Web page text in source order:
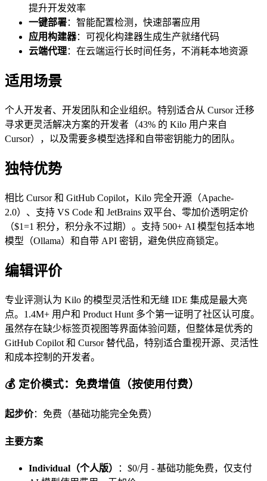
提升开发效率
一键部署：智能配置检测，快速部署应用
应用构建器：可视化构建器生成生产就绪代码
云端代理：在云端运行长时间任务，不消耗本地资源
适用场景
个人开发者、开发团队和企业组织。特别适合从 Cursor 迁移
寻求更灵活解决方案的开发者（43% 的 Kilo 用户来自
Cursor），以及需要多模型选择和自带密钥能力的团队。
独特优势
相比 Cursor 和 GitHub Copilot，Kilo 完全开源（Apache-
2.0）、支持 VS Code 和 JetBrains 双平台、零加价透明定价
（$1=1 积分，积分永不过期）。支持 500+ AI 模型包括本地
模型（Ollama）和自带 API 密钥，避免供应商锁定。
编辑评价
专业评测认为 Kilo 的模型灵活性和无缝 IDE 集成是最大亮
点。1.4M+ 用户和 Product Hunt 多个第一证明了社区认可度。
虽然存在缺少标签页视图等界面体验问题，但整体是优秀的
GitHub Copilot 和 Cursor 替代品，特别适合重视开源、灵活性
和成本控制的开发者。
💰 定价模式：免费增值（按使用付费）
起步价：免费（基础功能完全免费）
主要方案
Individual（个人版）
：$0/月 - 基础功能免费，仅支付